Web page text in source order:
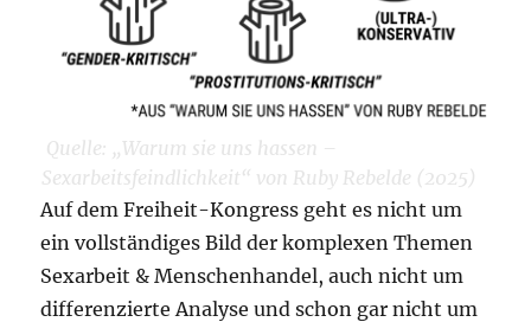
Quelle: „Warum sie uns hassen –
Sexarbeitsfeindlichkeit“ von Ruby Rebelde (2025)
Auf dem Freiheit-Kongress geht es nicht um
ein vollständiges Bild der komplexen Themen
Sexarbeit & Menschenhandel, auch nicht um
differenzierte Analyse und schon gar nicht um